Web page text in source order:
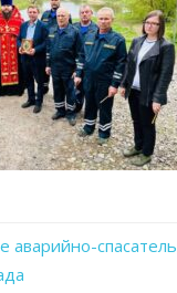
аварийно-